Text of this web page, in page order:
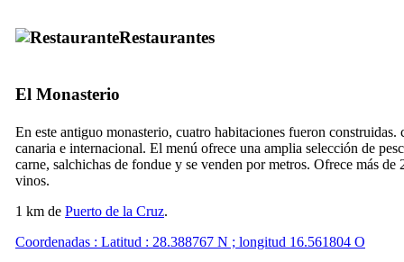
Restaurantes
El Monasterio
En este antiguo monasterio, cuatro habitaciones fueron construidas.
canaria e internacional. El menú ofrece una amplia selección de
carne, salchichas de fondue y se venden por metros. Ofrece más de
vinos.
1 km de Puerto de la Cruz.
Coordenadas : Latitud : 28.388767 N ; longitud 16.561804 O